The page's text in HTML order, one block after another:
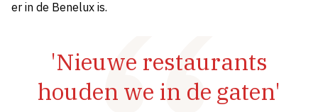
er in de Benelux is.
'Nieuwe restaurants
houden we in de gaten'